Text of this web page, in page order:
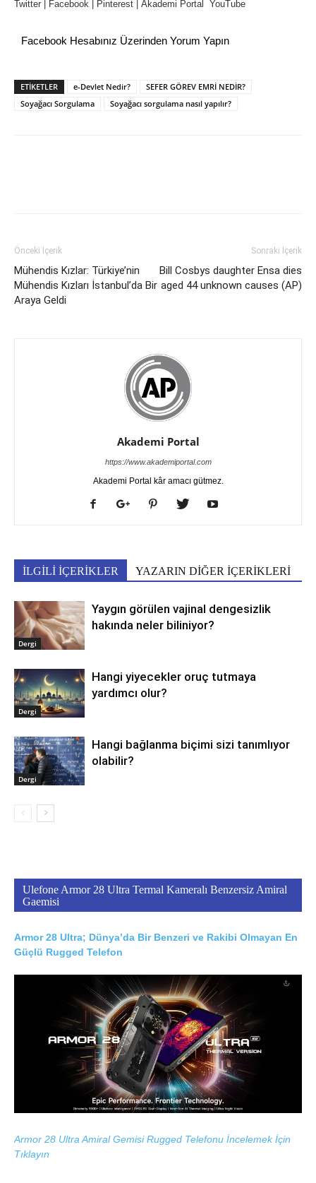
Twitter Facebook | Pinterest Akademi Portal YouTube
Facebook Hesabınız Üzerinden Yorum Yapın
ETİKETLER e-Devlet Nedir?
SEFER GÖREV EMRİ NEDİR?
Soyağacı Sorgulama
Soyağacı sorgulama nasıl yapılır?
Önceki İçerik
Mühendis Kızlar: Türkiye’nin
Mühendis Kızları İstanbul’da Bir
Araya Geldi
Sonraki İçerik
Bill Cosbys daughter Ensa dies
aged 44 unknown causes (AP)
Akademi Portal
https://www.akademiportal.com
Akademi Portal kâr amacı gütmez.
İLGİLİ İÇERİKLER YAZARIN DİĞER İÇERİKLERİ
Dergi
Yaygın görülen vajinal dengesizlik
hakında neler biliniyor?
Dergi
Hangi yiyecekler oruç tutmaya
yardımcı olur?
Dergi
Hangi bağlanma biçimi sizi tanımlıyor
olabilir?
Ulefone Armor 28 Ultra Termal Kameralı Benzersiz Amiral
Gaemisi
Armor 28 Ultra; Dünya’da Bir Benzeri ve Rakibi Olmayan En
Güçlü Rugged Telefon
Armor 28 Ultra Amiral Gemisi Rugged Telefonu İncelemek İçin
Tıklayın